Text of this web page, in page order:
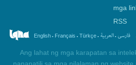
mga
RSS
English. Français . Türkçe. العربیة.فارسی
Ang lahat ng mga karapatan sa
nananatili sa mga nilalaman ng